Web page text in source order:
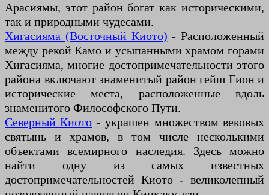
Арасиямы, этот район богат как историческими,
так и природными чудесами.
Хигасияма (Восточный Киото) - Расположенный
между рекой Камо и усыпанными храмом горами
Хигасияма, многие достопримечательности этого
района включают знаменитый район гейш Гион и
исторические места, расположенные вдоль
знаменитого Философского Пути.
Северный Киото - украшен множеством вековых
святынь и храмов, в том числе несколькими
объектами всемирного наследия. Здесь можно
найти одну из самых известных
достопримечательностей Киото - великолепный